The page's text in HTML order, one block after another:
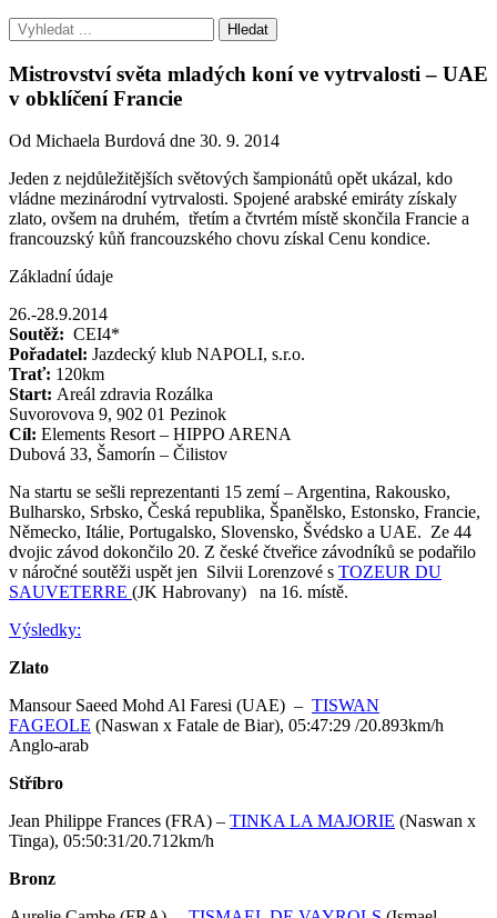
Mistrovství světa mladých koní ve vytrvalosti – UAE
v obklíčení Francie
Od Michaela Burdová dne 30. 9. 2014
Jeden z nejdůležitějších světových šampionátů opět ukázal, kdo
vládne mezinárodní vytrvalosti. Spojené arabské emiráty získaly
zlato, ovšem na druhém, třetím a čtvrtém místě skončila Francie a
francouzský kůň francouzského chovu získal Cenu kondice.
Základní údaje
26.-28.9.2014
Soutěž: CEI4*
Pořadatel: Jazdecký klub NAPOLI, s.r.o.
Trať: 120km
Start: Areál zdravia Rozálka
Suvorovova 9, 902 01 Pezinok
Cíl: Elements Resort – HIPPO ARENA
Dubová 33, Šamorín – Čilistov
Na startu se sešli reprezentanti 15 zemí – Argentina, Rakousko,
Bulharsko, Srbsko, Česká republika, Španělsko, Estonsko, Francie,
Německo, Itálie, Portugalsko, Slovensko, Švédsko a UAE. Ze 44
dvojic závod dokončilo 20. Z české čtveřice závodníků se podařilo
v náročné soutěži uspět jen Silvii Lorenzové s TOZEUR DU
SAUVETERRE (JK Habrovany) na 16. místě.
Výsledky:
Zlato
Mansour Saeed Mohd Al Faresi (UAE) – TISWAN
FAGEOLE (Naswan x Fatale de Biar), 05:47:29 /20.893km/h
Anglo-arab
Stříbro
Jean Philippe Frances (FRA) – TINKA LA MAJORIE (Naswan x
Tinga), 05:50:31/20.712km/h
Bronz